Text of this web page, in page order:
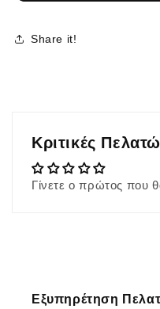
Share it!
Κριτικές
Γίνετε ο πρώτος που
Εξυπηρέτηση